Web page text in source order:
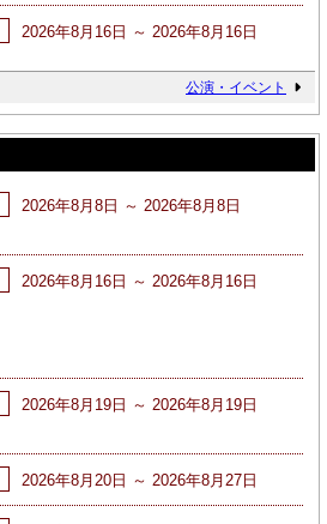
2026年8月16日 ～ 2026年8月16日
公演・イベント
2026年8月8日 ～ 2026年8月8日
2026年8月16日 ～ 2026年8月16日
2026年8月19日 ～ 2026年8月19日
2026年8月20日 ～ 2026年8月27日